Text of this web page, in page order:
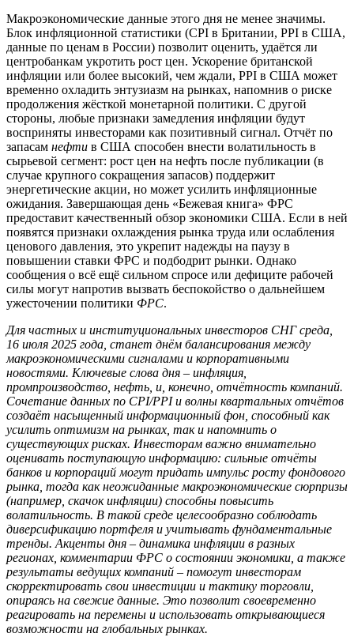
Макроэкономические данные этого дня не менее значимы.
Блок инфляционной статистики (CPI в Британии, PPI в США,
данные по ценам в России) позволит оценить, удаётся ли
центробанкам укротить рост цен. Ускорение британской
инфляции или более высокий, чем ждали, PPI в США может
временно охладить энтузиазм на рынках, напомнив о риске
продолжения жёсткой монетарной политики. С другой
стороны, любые признаки замедления инфляции будут
восприняты инвесторами как позитивный сигнал. Отчёт по
запасам нефти в США способен внести волатильность в
сырьевой сегмент: рост цен на нефть после публикации (в
случае крупного сокращения запасов) поддержит
энергетические акции, но может усилить инфляционные
ожидания. Завершающая день «Бежевая книга» ФРС
предоставит качественный обзор экономики США. Если в ней
появятся признаки охлаждения рынка труда или ослабления
ценового давления, это укрепит надежды на паузу в
повышении ставки ФРС и подбодрит рынки. Однако
сообщения о всё ещё сильном спросе или дефиците рабочей
силы могут напротив вызвать беспокойство о дальнейшем
ужесточении политики ФРС.
Для частных и институциональных инвесторов СНГ среда,
16 июля 2025 года, станет днём балансирования между
макроэкономическими сигналами и корпоративными
новостями. Ключевые слова дня – инфляция
промпроизводство нефть , и, конечно, отчётность компаний.
Сочетание данных по CPI/PPI и волны квартальных отчётов
создаёт насыщенный информационный фон, способный как
усилить оптимизм на рынках , так и напомнить о
существующих рисках. Инвесторам важно внимательно
оценивать поступающую информацию: сильные отчёты
банков и корпораций могут придать импульс росту фондового
рынка , тогда как неожиданные макроэкономические сюрпризы
(например, скачок инфляции) способны повысить
волатильность. В такой среде целесообразно соблюдать
диверсификацию портфеля и учитывать фундаментальные
тренды. Акценты дня – динамика инфляции в разных
регионах, комментарии ФРС о состоянии экономики, а также
результаты ведущих компаний – помогут инвесторам
скорректировать свои инвестиции и тактику торговли,
опираясь на свежие данные. Это позволит своевременно
реагировать на перемены и использовать открывающиеся
возможности на глобальных рынках.